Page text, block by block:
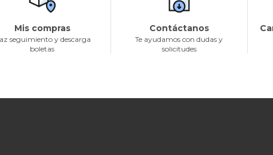
Mis compras
seguimiento y descarga
boletas
Contáctanos
Te ayudamos con dudas y
solicitudes